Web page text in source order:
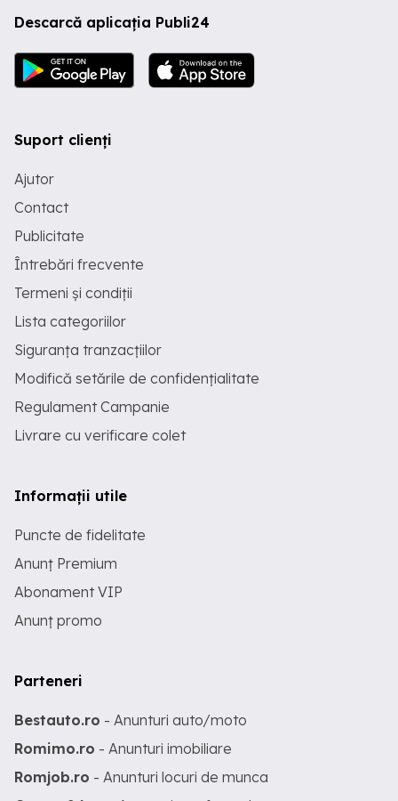
Descarcă aplicația Publi24
Suport clienți
Ajutor
Contact
Publicitate
Întrebări frecvente
Termeni și condiții
Lista categoriilor
Siguranța tranzacțiilor
Modifică setările de confidențialitate
Regulament Campanie
Livrare cu verificare colet
Informații utile
Puncte de fidelitate
Anunț Premium
Abonament VIP
Anunț promo
Parteneri
Bestauto.ro - Anunturi auto/moto
Romimo.ro - Anunturi imobiliare
Romjob.ro - Anunturi locuri de munca